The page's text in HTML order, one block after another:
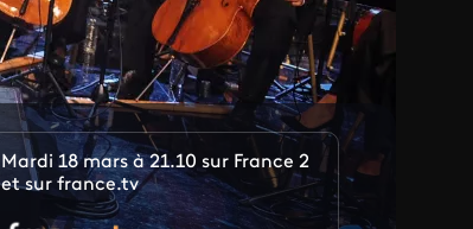
Mardi 18 mars à 21.10 sur France 2
et sur france.tv